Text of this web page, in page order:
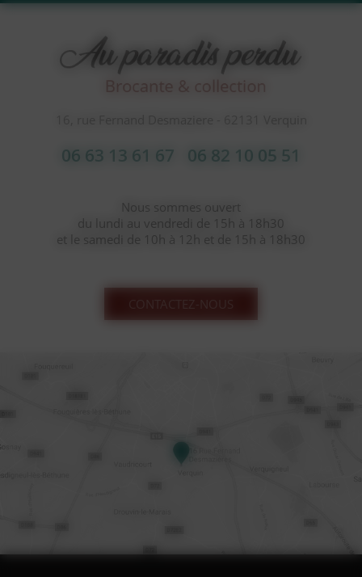
06 63 13 61 67 06 82 10 05 51
Nous sommes ouvert
du lundi au vendredi de 15h à 18h30
et le samedi de 10h à 12h et de 15h à 18h30